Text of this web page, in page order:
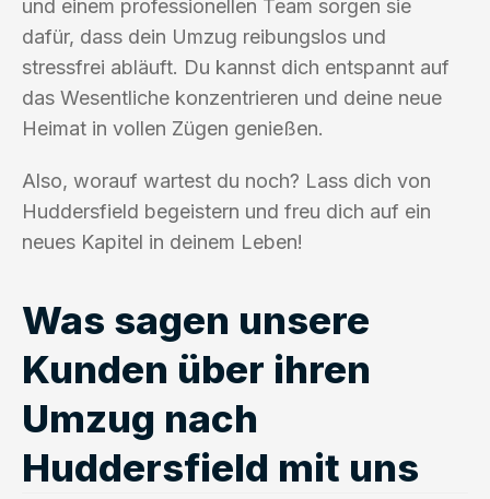
und einem professionellen Team sorgen sie
dafür, dass dein Umzug reibungslos und
stressfrei abläuft. Du kannst dich entspannt auf
das Wesentliche konzentrieren und deine neue
Heimat in vollen Zügen genießen.
Also, worauf wartest du noch? Lass dich von
Huddersfield begeistern und freu dich auf ein
neues Kapitel in deinem Leben!
Was sagen unsere
Kunden über ihren
Umzug nach
Huddersfield mit uns